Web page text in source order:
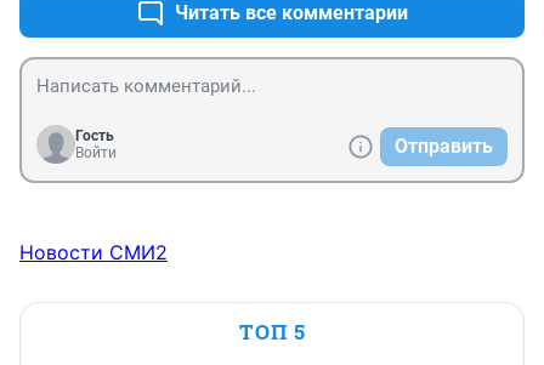
Читать все комментарии
Гость
Войти
Отправить
Новости СМИ2
ТОП 5